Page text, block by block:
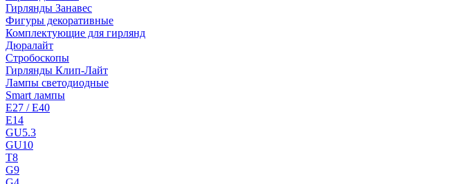
Гирлянды Занавес
Фигуры декоративные
Комплектующие для гирлянд
Дюралайт
Стробоскопы
Гирлянды Клип-Лайт
Лампы светодиодные
Smart лампы
E27 / E40
E14
GU5.3
GU10
T8
G9